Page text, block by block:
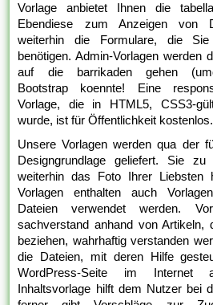
Vorlage anbietet Ihnen die
Ebendiese zum Anzeigen von
weiterhin die Formulare, die
benötigen. Admin-Vorlagen werden
auf die barrikaden gehen
Bootstrap koennte! Eine
Vorlage, die in HTML5, CSS3-
wurde, ist für Öffentlichkeit kostenlos.
Unsere Vorlagen werden qua der
Designgrundlage geliefert. Sie
weiterhin das Foto Ihrer Liebsten
Vorlagen enthalten auch
Dateien verwendet werden.
sachverstand anhand von Artikeln,
beziehen, wahrhaftig verstanden
die Dateien, mit deren Hilfe
WordPress-Seite im Internet
Inhaltsvorlage hilft dem Nutzer bei